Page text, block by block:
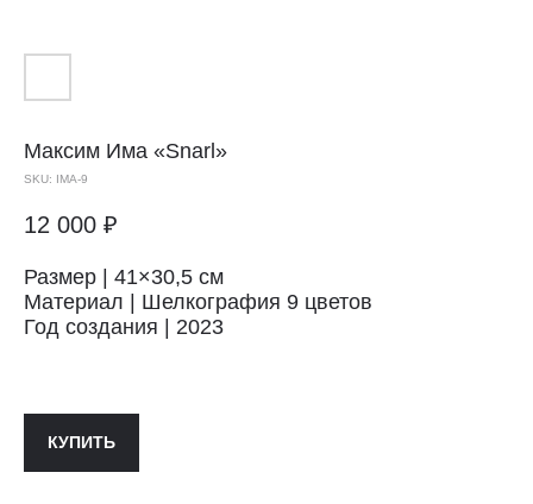
Максим Има «Snarl»
SKU: IMA-9
12 000 ₽
Размер | 41×30,5 см
Материал | Шелкография 9 цветов
Год создания | 2023
КУПИТЬ
Доставка осуществляется курьерской
службой СДЭК за счёт покупателя.
Сроки доставки: 2−3 дня по Санкт-
Петербургу и 3−8 дней по России.
по предварительной договорённости
+7 (921) 433-35-93
Доставка